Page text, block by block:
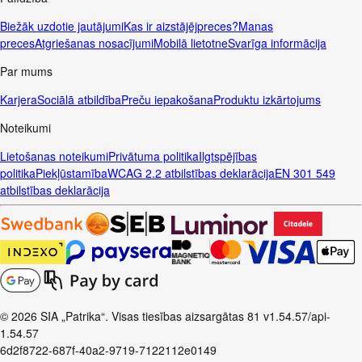
Biežāk uzdotie jautājumiKas ir aizstājējpreces?Manas
precesAtgriešanas nosacījumiMobilā lietotneSvarīga informācija
Par mums
KarjeraSociālā atbildībaPreču iepakošanaProduktu izkārtojums
Noteikumi
Lietošanas noteikumiPrivātuma politikaIlgtspējības
politikaPiekļūstamībaWCAG 2.2 atbilstības deklarācijaEN 301 549
atbilstības deklarācija
© 2026 SIA „Patrika“. Visas tiesības aizsargātas 81 v1.54.57/api-
1.54.57
6d2f8722-687f-40a2-9719-7122112e0149